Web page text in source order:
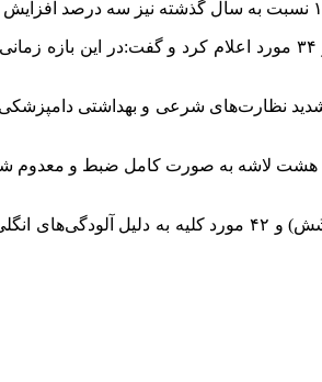
مدیرکل دامپزشکی آذربایجان شرقی تعداد بازدیدها و نظارت‌های انجام شده از داروخانه‌های دامپزشکی استان را در سال گذشته ۲
حامی افزود: در جریان بازرسی از لاشه‌ها در مجموع ۴۹۰ مورد کبد (جگر) شامل ۲۹۳ مورد ضبطی و ۱۹۷ مورد اصلاحی،